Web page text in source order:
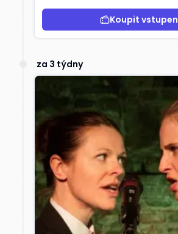
Koupit
za 3 týdny